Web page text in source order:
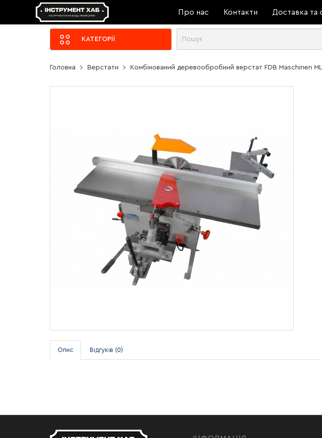
Про нас Контакти Доставка та
КАТЕГОРІЇ
Головна Верстати Комбінований деревообробний верстат FDB Maschinen
Опис Відгуків (0)